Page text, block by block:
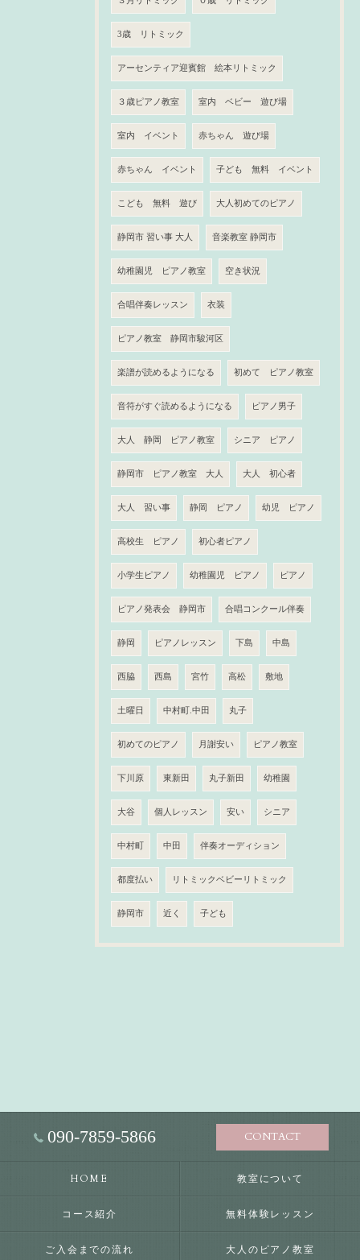
3歳 リトミック
アーセンティア迎賓館 絵本リトミック
３歳ピアノ教室 室内 ベビー 遊び場
室内 イベント 赤ちゃん 遊び場
赤ちゃん イベント 子ども 無料 イベント
こども 無料 遊び 大人初めてのピアノ
静岡市 習い事 大人 音楽教室 静岡市
幼稚園児 ピアノ教室 空き状況
合唱伴奏レッスン 衣装
ピアノ教室 静岡市駿河区
楽譜が読めるようになる 初めて ピアノ教室
音符がすぐ読めるようになる ピアノ男子
大人 静岡 ピアノ教室 シニア ピアノ
静岡市 ピアノ教室 大人 大人 初心者
大人 習い事 静岡 ピアノ 幼児 ピアノ
高校生 ピアノ 初心者ピアノ
小学生ピアノ 幼稚園児 ピアノ ピアノ
ピアノ発表会 静岡市 合唱コンクール伴奏
静岡 ピアノレッスン 下島 中島
西脇 西島 宮竹 高松 敷地
土曜日 中村町.中田 丸子
初めてのピアノ 月謝安い ピアノ教室
下川原 東新田 丸子新田 幼稚園
大谷 個人レッスン 安い シニア
中村町 中田 伴奏オーディション
都度払い リトミックベビーリトミック
静岡市 近く 子ども
090-7859-5866 CONTACT
HOME 教室について
コース紹介 無料体験レッスン
ご入会までの流れ 大人のピアノ教室